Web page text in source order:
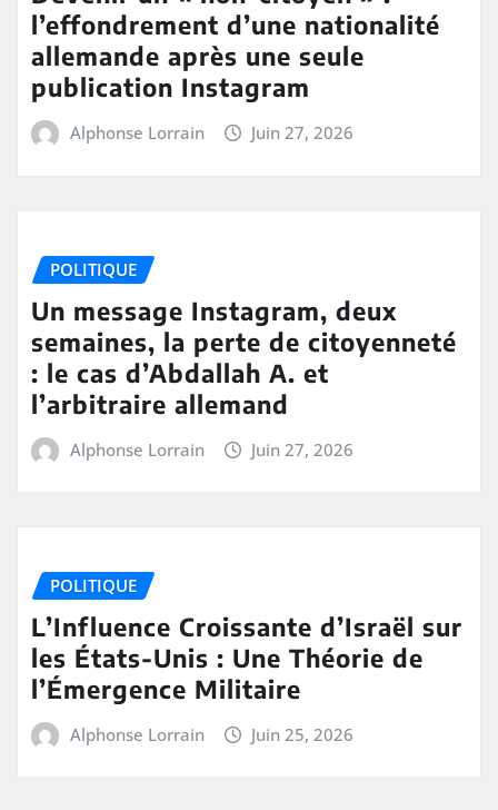
l’effondrement d’une nationalité
allemande après une seule
publication Instagram
Alphonse Lorrain Juin 27, 2026
POLITIQUE
Un message Instagram, deux
semaines, la perte de citoyenneté
: le cas d’Abdallah A. et
l’arbitraire allemand
Alphonse Lorrain Juin 27, 2026
POLITIQUE
L’Influence Croissante d’Israël sur
les États-Unis : Une Théorie de
l’Émergence Militaire
Alphonse Lorrain Juin 25, 2026